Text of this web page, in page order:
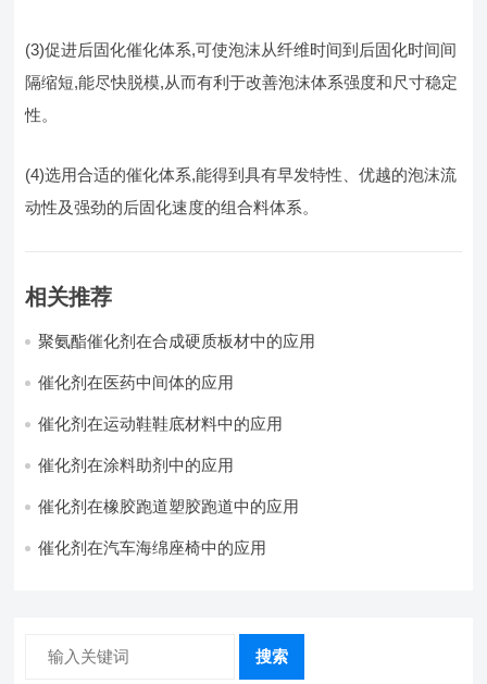
(3)促进后固化催化体系,可使泡沫从纤维时间到后固化时间间
隔缩短,能尽快脱模,从而有利于改善泡沫体系强度和尺寸稳定
性。
(4)选用合适的催化体系,能得到具有早发特性、优越的泡沫流
动性及强劲的后固化速度的组合料体系。
相关推荐
聚氨酯催化剂在合成硬质板材中的应用
催化剂在医药中间体的应用
催化剂在运动鞋鞋底材料中的应用
催化剂在涂料助剂中的应用
催化剂在橡胶跑道塑胶跑道中的应用
催化剂在汽车海绵座椅中的应用
搜索